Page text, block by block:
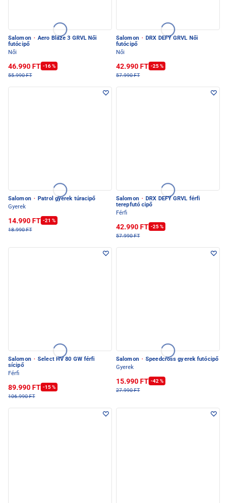
Salomon · Aero Blaze 3 GRVL Női
futócipő
Női
46.990 FT -16 %
55.990 FT
Salomon · DRX DEFY GRVL Női
futócipő
Női
42.990 FT -25 %
57.990 FT
Salomon · Patrol gyerek túracipő
Gyerek
14.990 FT -21 %
18.990 FT
Salomon · DRX DEFY GRVL férfi
terepfutó cipő
Férfi
42.990 FT -25 %
57.990 FT
Salomon · Select HV 80 GW férfi
sícipő
Férfi
89.990 FT -15 %
106.990 FT
Salomon · Speedcross gyerek futócipő
Gyerek
15.990 FT -42 %
27.990 FT